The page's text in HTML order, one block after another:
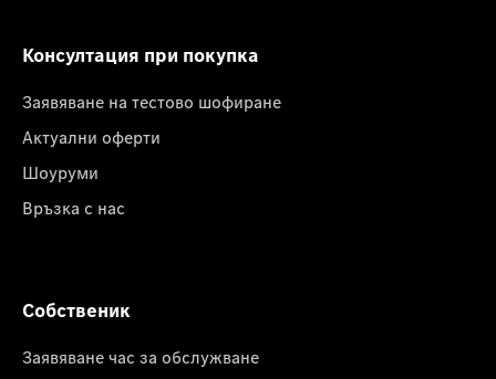
Консултация при покупка
Заявяване на тестово шофиране
Актуални оферти
Шоуруми
Връзка с нас
Собственик
Заявяване час за обслужване